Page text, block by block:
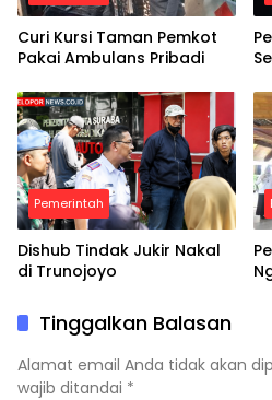
Curi Kursi Taman Pemkot
Pakai Ambulans Pribadi
Pemerintah
Dishub Tindak Jukir Nakal
di Trunojoyo
Tinggalkan Balasan
Alamat email Anda tidak akan
wajib ditandai *